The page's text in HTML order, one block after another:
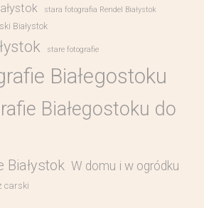
stara fotografia Rendel Białystok
Białystok
stare fotografie
Białegostoku
Białegostoku do
Białystok W domu i w ogródku
carski